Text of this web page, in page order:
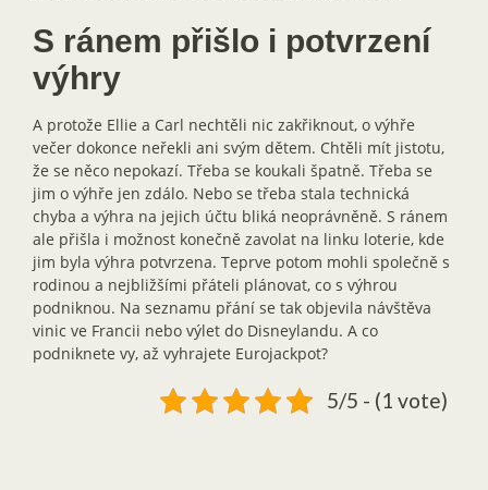
S ránem přišlo i potvrzení
výhry
A protože Ellie a Carl nechtěli nic zakřiknout, o výhře
večer dokonce neřekli ani svým dětem. Chtěli mít jistotu,
že se něco nepokazí. Třeba se koukali špatně. Třeba se
jim o výhře jen zdálo. Nebo se třeba stala technická
chyba a výhra na jejich účtu bliká neoprávněně. S ránem
ale přišla i možnost konečně zavolat na linku loterie, kde
jim byla výhra potvrzena. Teprve potom mohli společně s
rodinou a nejbližšími přáteli plánovat, co s výhrou
podniknou. Na seznamu přání se tak objevila návštěva
vinic ve Francii nebo výlet do Disneylandu. A co
podniknete vy, až vyhrajete Eurojackpot?
5/5 - (1 vote)